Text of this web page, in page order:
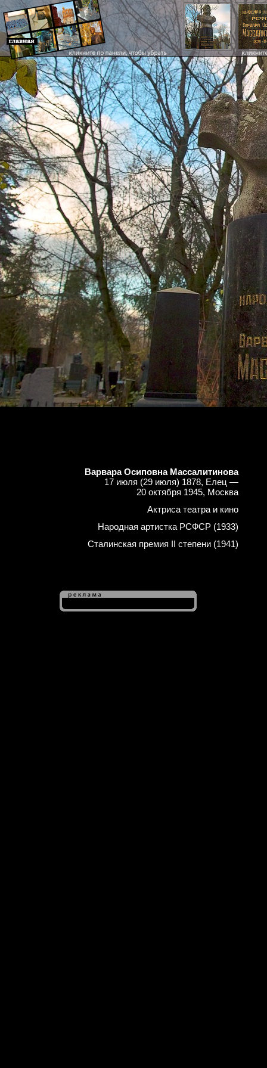
Варвара Осиповна Массалитинова
17 июля (29 июля) 1878, Елец —
20 октября 1945, Москва
Актриса театра и кино
Народная артистка РСФСР (1933)
Сталинская премия II степени (1941)